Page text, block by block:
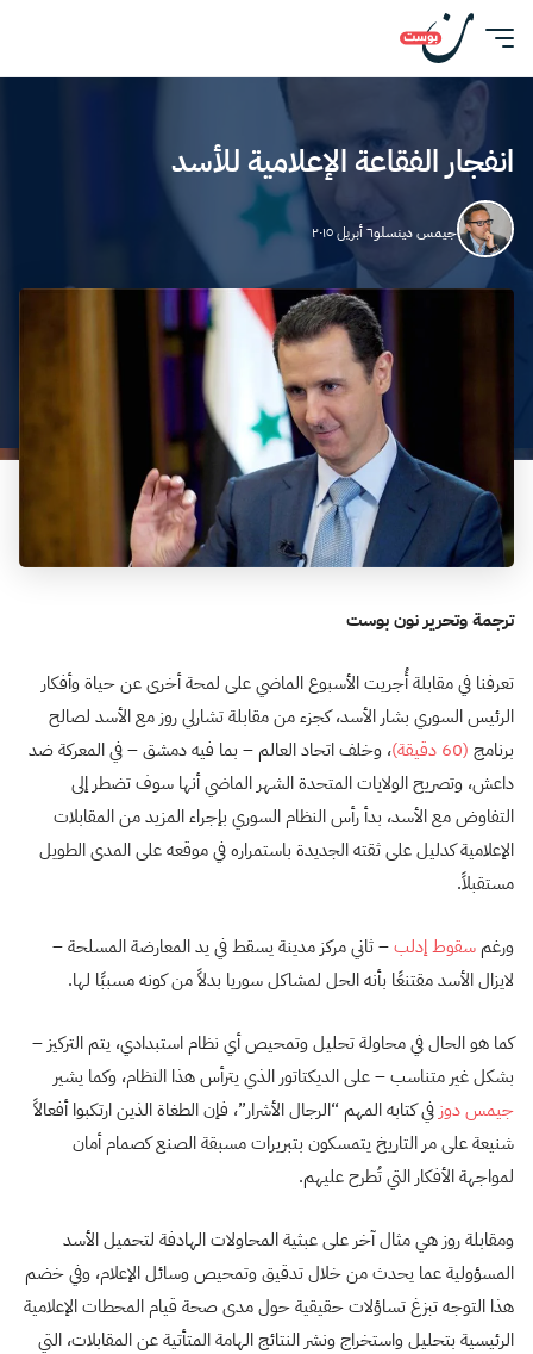
انفجار الفقاعة الإعلامية للأسد
جيمس دينسلو٦ أبريل ٢٠١٥
ترجمة وتحرير نون بوست
تعرفنا في مقابلة أُجريت الأسبوع الماضي على لمحة أخرى عن حياة وأفكار
الرئيس السوري بشار الأسد، كجزء من مقابلة تشارلي روز مع الأسد لصالح
برنامج (60 دقيقة)
، وخلف اتحاد العالم – بما فيه دمشق – في المعركة ضد
داعش، وتصريح الولايات المتحدة الشهر الماضي أنها سوف تضطر إلى
التفاوض مع الأسد، بدأ رأس النظام السوري بإجراء المزيد من المقابلات
الإعلامية كدليل على ثقته الجديدة باستمراره في موقعه على المدى الطويل
مستقبلاً.
ورغم سقوط إدلب– ثاني مركز مدينة يسقط في يد المعارضة المسلحة –
لايزال الأسد مقتنعًا بأنه الحل لمشاكل سوريا بدلاً من كونه مسببًا لها.
كما هو الحال في محاولة تحليل وتمحيص أي نظام استبدادي، يتم التركيز –
بشكل غير متناسب – على الديكتاتور الذي يترأس هذا النظام، وكما يشير
جيمس دوز في كتابه المهم “الرجال الأشرار”، فإن الطغاة الذين ارتكبوا أفعالاً
شنيعة على مر التاريخ يتمسكون بتبريرات مسبقة الصنع كصمام أمان
لمواجهة الأفكار التي تُطرح عليهم.
ومقابلة روز هي مثال آخر على عبثية المحاولات الهادفة لتحميل الأسد
المسؤولية عما يحدث من خلال تدقيق وتمحيص وسائل الإعلام، وفي خضم
هذا التوجه تبزغ تساؤلات حقيقية حول مدى صحة قيام المحطات الإعلامية
الرئيسية بتحليل واستخراج ونشر النتائج الهامة المتأتية عن المقابلات، التي